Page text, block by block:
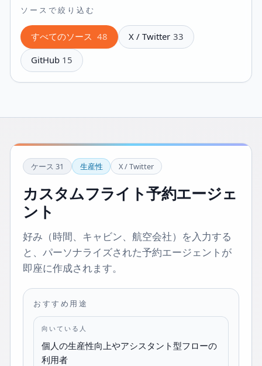
ソースで絞り込む
すべてのソース 48 X / Twitter 33
GitHub 15
ケース 31 生産性 X / Twitter
カスタムフライト予約エージェ
ント
好み（時間、キャビン、航空会社）を入力する
と、パーソナライズされた予約エージェントが
即座に作成されます。
おすすめ用途
向いている人
個人の生産性向上やアシスタント型フローの
利用者